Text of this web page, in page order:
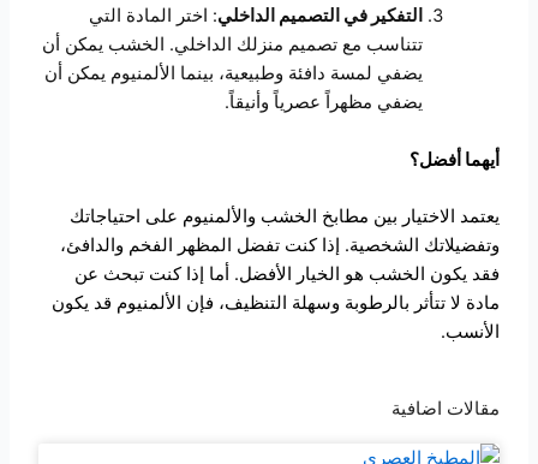
التفكير في التصميم الداخلي: اختر المادة التي
تتناسب مع تصميم منزلك الداخلي. الخشب يمكن أن
يضفي لمسة دافئة وطبيعية، بينما الألمنيوم يمكن أن
يضفي مظهراً عصرياً وأنيقاً.
أيهما أفضل؟
يعتمد الاختيار بين مطابخ الخشب والألمنيوم على احتياجاتك
وتفضيلاتك الشخصية. إذا كنت تفضل المظهر الفخم والدافئ،
فقد يكون الخشب هو الخيار الأفضل. أما إذا كنت تبحث عن
مادة لا تتأثر بالرطوبة وسهلة التنظيف، فإن الألمنيوم قد يكون
الأنسب.
مقالات اضافية